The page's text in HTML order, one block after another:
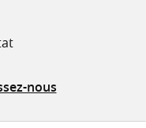
nous